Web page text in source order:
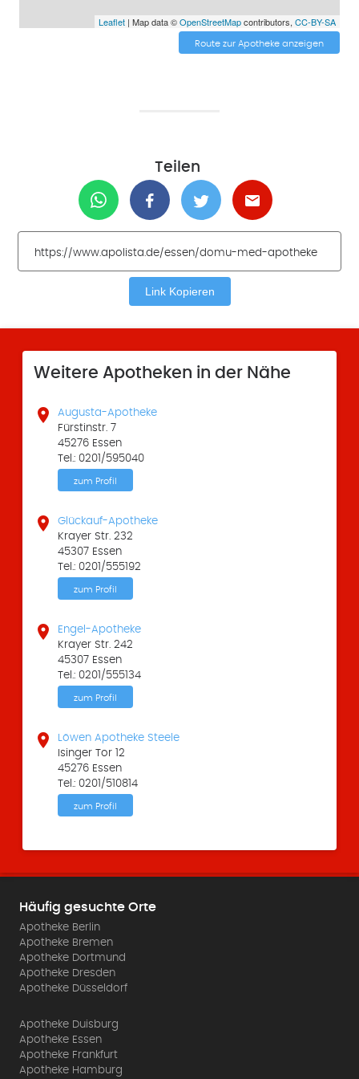
Leaflet| Map data ©OpenStreetMapcontributors, CC-BY-SA
Route zur Apotheke anzeigen
Teilen
Link Kopieren
Weitere Apotheken in der Nähe

Augusta-Apotheke
Fürstinstr. 7
45276 Essen
Tel.: 0201/595040
zum Profil

Glückauf-Apotheke
Krayer Str. 232
45307 Essen
Tel.: 0201/555192
zum Profil

Engel-Apotheke
Krayer Str. 242
45307 Essen
Tel.: 0201/555134
zum Profil

Löwen Apotheke Steele
Isinger Tor 12
45276 Essen
Tel.: 0201/510814
zum Profil
Häufig gesuchte Orte
Apotheke Berlin
Apotheke Bremen
Apotheke Dortmund
Apotheke Dresden
Apotheke Düsseldorf
Apotheke Duisburg
Apotheke Essen
Apotheke Frankfurt
Apotheke Hamburg